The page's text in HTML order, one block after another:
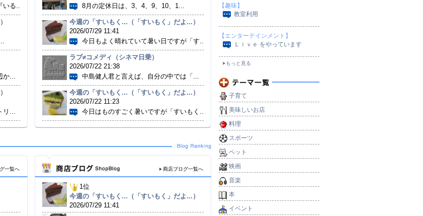
る...
か...
リ...
8月の定休日は、3、4、9、10、1...
今週の「すいもく...（「すいもく」だよ...）
2026/07/29 11:41
今日もよく晴れていて暑い日ですが「す...
ラブ≠コメディ（シネマ日乗）
2026/07/22 21:38
中島健人君と言えば、自分の中では「...
今週の「すいもく...（「すいもく」だよ...）
2026/07/22 11:23
今日はものすごく暑いですが「すいもく...
一覧へ 商店ブログ一覧へ
1位
今週の「すいもく...（「すいもく」だよ...）
2026/07/29 11:41
【趣味】
教室利用
【エンターテインメント】
Ｌｉｖｅ をやっています
もっと見る
子育て
美味しいお店
料理
スポーツ
ペット
映画
音楽
本
イベント